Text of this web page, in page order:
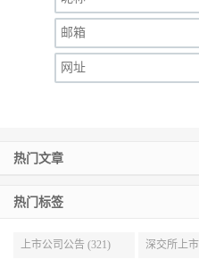
热门文章
热门标签
上市公司公告 (321) 深交所上